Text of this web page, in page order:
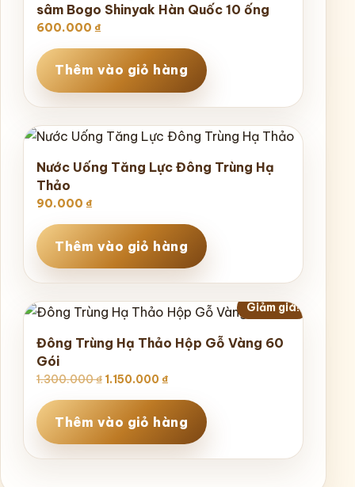
sâm Bogo Shinyak Hàn Quốc 10 ống
600.000 ₫
Thêm vào giỏ hàng
Nước Uống Tăng Lực Đông Trùng Hạ
Thảo
90.000 ₫
Thêm vào giỏ hàng
Giảm giá!
Đông Trùng Hạ Thảo Hộp Gỗ Vàng 60
Gói
1.300.000₫ Giá
gốc
là:
1.300.000 ₫.
1.150.000 ₫
hiện
là:
Thêm vào giỏ hàng